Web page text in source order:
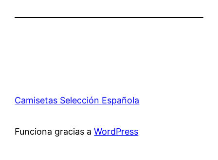
Camisetas Selección Española
Funciona gracias aWordPress